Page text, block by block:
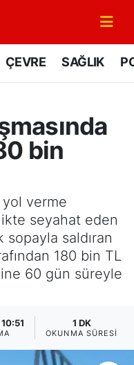
ÇEVRE SAĞLIK
bin
verme
seyahat eden
saldıran
180 bin TL
60 gün süreyle
1 DK
OKUNMA SÜRESI
Fikstür